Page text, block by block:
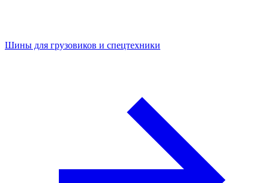
Шины для грузовиков и спецтехники